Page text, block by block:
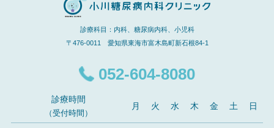
診療科目：内科、糖尿病内科、小児科
〒476-0011 愛知県東海市富木島町新石根84-1
052-604-8080
診療時間
（受付時間）
月 火 水 木 金 土 日